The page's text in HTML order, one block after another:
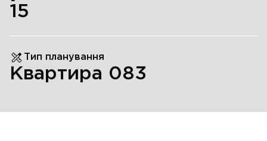
15
Тип планування
Квартира 083